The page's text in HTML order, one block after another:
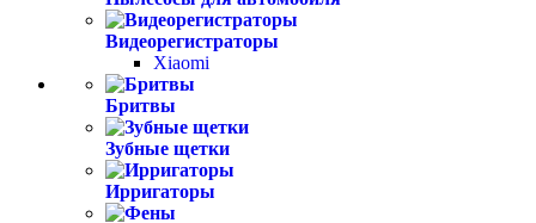
Видеорегистраторы
Xiaomi
Бритвы
Зубные щетки
Ирригаторы